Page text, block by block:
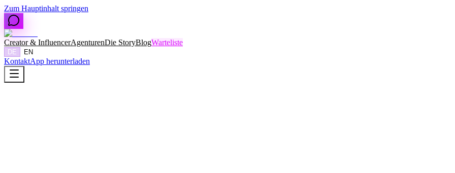
Zum Hauptinhalt springen
Creator & InfluencerAgenturenDie StoryBlogWarteliste
DE EN
KontaktApp herunterladen